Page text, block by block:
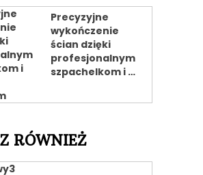
Precyzyjne
wykończenie
ścian dzięki
profesjonalnym
szpachelkom i …
RÓWNIEŻ